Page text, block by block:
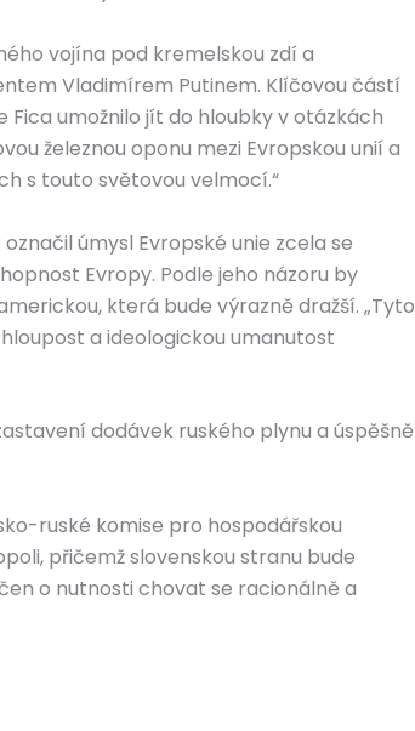
vojína pod kremelskou zdí a
Vladimírem Putinem. Klíčovou částí
umožnilo jít do hloubky v otázkách
železnou oponu mezi Evropskou unií a
s touto světovou velmocí.“
úmysl Evropské unie zcela se
Evropy. Podle jeho názoru by
která bude výrazně dražší. „Tyto
a ideologickou umanutost
dodávek ruského plynu a úspěšně
ruské komise pro hospodářskou
přičemž slovenskou stranu bude
o nutnosti chovat se racionálně a